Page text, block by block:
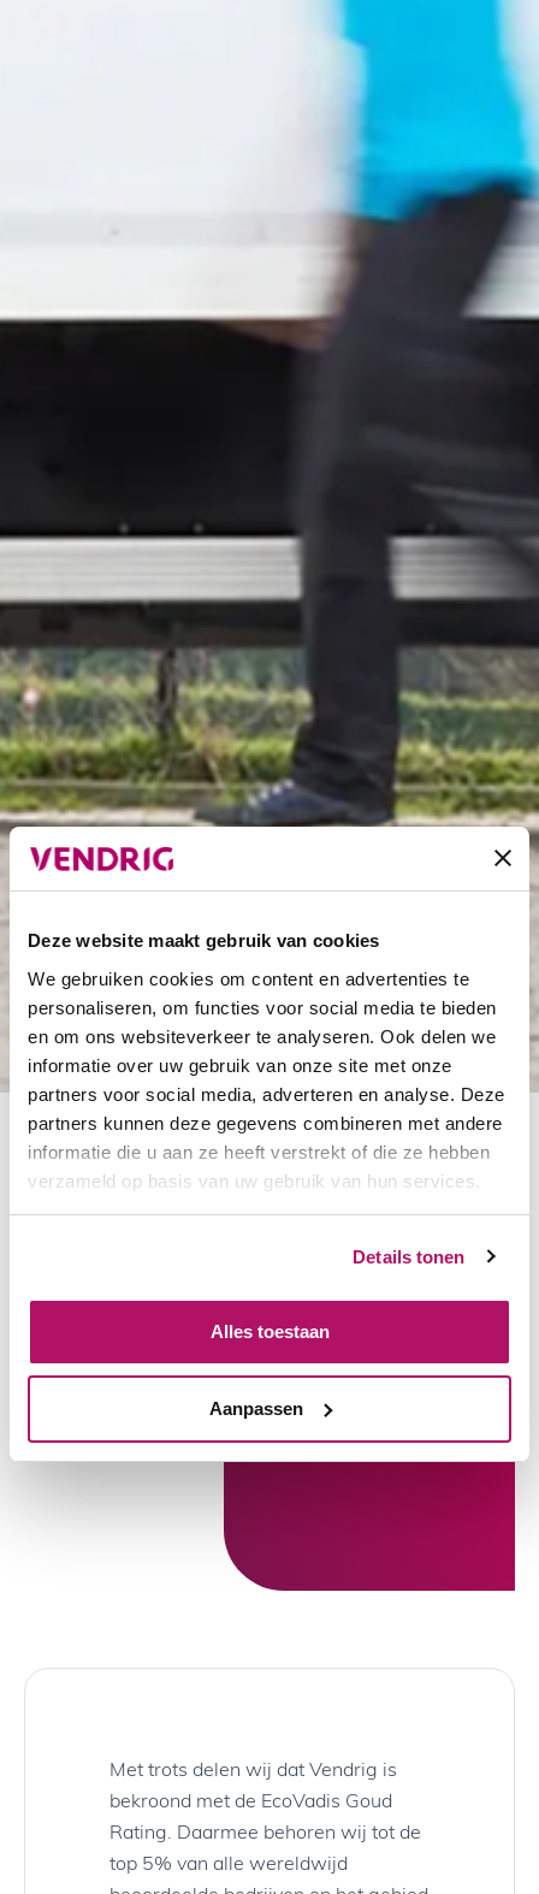
Deze website maakt gebruik van cookies
We gebruiken cookies om content en advertenties te
personaliseren, om functies voor social media te bieden
en om ons websiteverkeer te analyseren. Ook delen we
informatie over uw gebruik van onze site met onze
partners voor social media, adverteren en analyse. Deze
partners kunnen deze gegevens combineren met andere
informatie die u aan ze heeft verstrekt of die ze hebben
verzameld op basis van uw gebruik van hun services.
Details tonen
Alles toestaan
Aanpassen
Lees het
Vendrig
behaalt
Gouden
Rating van
EcoVadis!
Met trots delen wij dat Vendrig is
bekroond met de EcoVadis Goud
Rating. Daarmee behoren wij tot de
top 5% van alle wereldwijd